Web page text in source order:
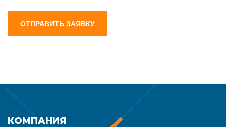
ОТПРАВИТЬ ЗАЯВКУ
КОМПАНИЯ